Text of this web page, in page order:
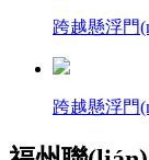
跨越懸浮門
跨越懸浮門